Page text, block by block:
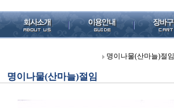
명이나물(산마늘)절임
명이나물(산마늘)절임